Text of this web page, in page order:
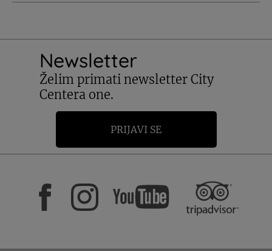
Newsletter
Želim primati newsletter City
Centera one.
PRIJAVI SE